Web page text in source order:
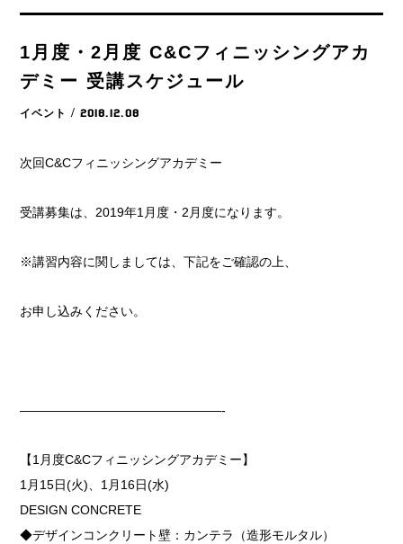
1月度・2月度 C&Cフィニッシングアカ
デミー 受講スケジュール
イベント / 2018.12.08
次回C&Cフィニッシングアカデミー
受講募集は、2019年1月度・2月度になります。
※講習内容に関しましては、下記をご確認の上、
お申し込みください。
————————————————-
【1月度C&Cフィニッシングアカデミー】
1月15日(火)、1月16日(水)
DESIGN CONCRETE
◆デザインコンクリート壁：カンテラ（造形モルタル）